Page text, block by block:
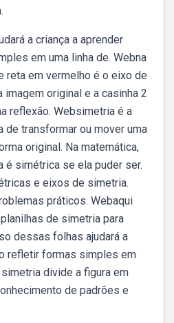
a criança a aprender
em uma linha de. Webna
reta em vermelho é o eixo de
imagem original e a casinha 2
reflexão. Websimetria é a
de transformar ou mover uma
original. Na matemática,
é simétrica se ela puder ser.
e eixos de simetria.
práticos. Webaqui
de simetria para
dessas folhas ajudará a
refletir formas simples em
divide a figura em
de padrões e